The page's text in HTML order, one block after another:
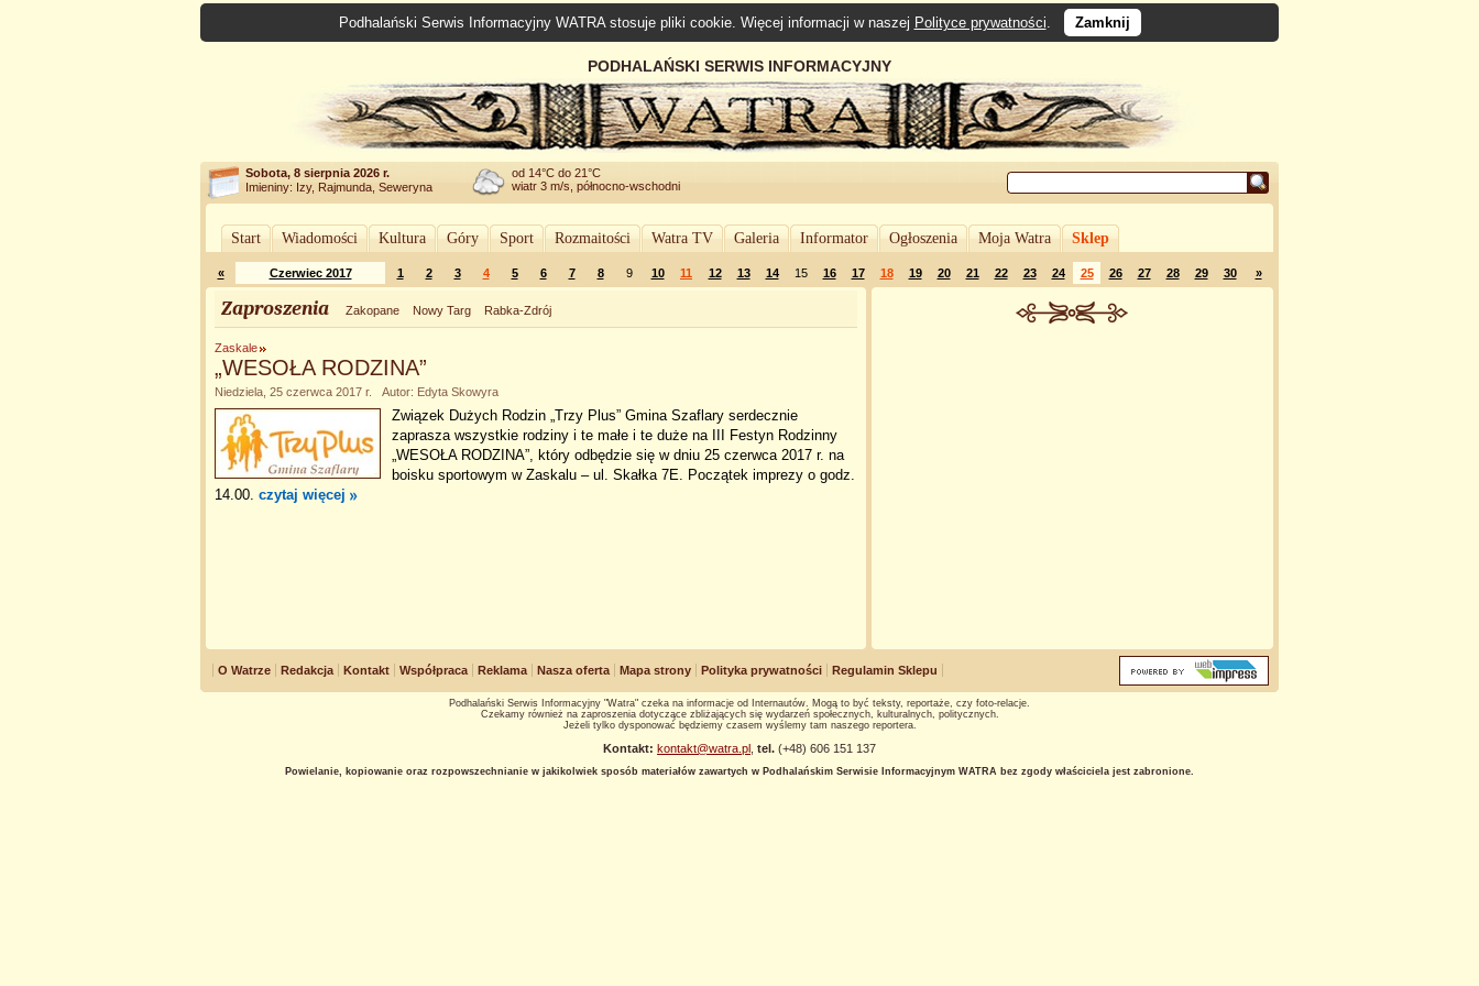
Podhalański Serwis Informacyjny WATRA stosuje pliki cookie. Więcej informacji w naszej Polityce prywatności. Zamknij
PODHALAŃSKI SERWIS INFORMACYJNY
Sobota, 8 sierpnia 2026 r.
Imieniny: Izy, Rajmunda, Seweryna
od 14°C do 21°C
wiatr 3 m/s, północno-wschodni
Start Wiadomości Kultura Góry Sport Rozmaitości Watra TV Galeria Informator Ogłoszenia Moja Watra Sklep
« Czerwiec 2017 1 2 3 4 5 6 7 8 9 10 11 12 13 14 15 16 17 18 19 20 21 22 23 24 25 26 27 28 29 30 »
Zaproszenia Zakopane Nowy Targ Rabka-Zdrój
Zaskale
„WESOŁA RODZINA”
Niedziela, 25 czerwca 2017 r. Autor: Edyta Skowyra
Związek Dużych Rodzin „Trzy Plus” Gmina Szaflary serdecznie
zaprasza wszystkie rodziny i te małe i te duże na III Festyn Rodzinny
„WESOŁA RODZINA”, który odbędzie się w dniu 25 czerwca 2017 r. na
boisku sportowym w Zaskalu – ul. Skałka 7E. Początek imprezy o godz.
14.00. czytaj więcej
O Watrze Redakcja Kontakt Współpraca Reklama Nasza oferta Mapa strony Polityka prywatności Regulamin Sklepu
Podhalański Serwis Informacyjny "Watra" czeka na informacje od Internautów. Mogą to być teksty, reportaże, czy foto-relacje.
Czekamy również na zaproszenia dotyczące zbliżających się wydarzeń społecznych, kulturalnych, politycznych.
Jeżeli tylko dysponować będziemy czasem wyślemy tam naszego reportera.
Kontakt: kontakt@watra.pl tel. (+48) 606 151 137
Powielanie, kopiowanie oraz rozpowszechnianie w jakikolwiek sposób materiałów zawartych w Podhalańskim Serwisie Informacyjnym WATRA bez zgody właściciela jest zabronione.